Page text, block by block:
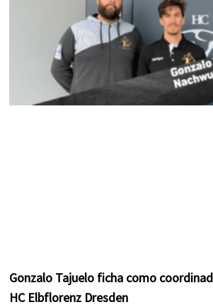
Gonzalo Tajuelo ficha como
HC Elbflorenz Dresden